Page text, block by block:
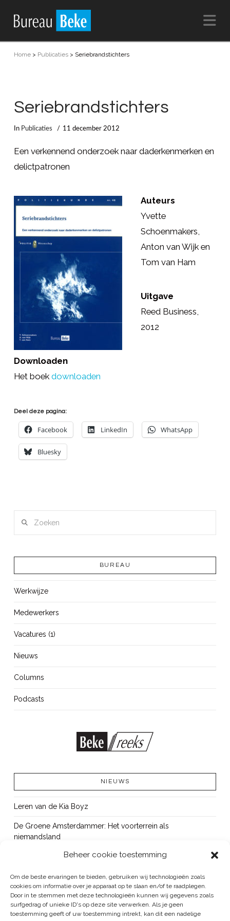
Beheer cookie toestemming
Om de beste ervaringen te bieden, gebruiken wij technologieën zoals
cookies om informatie over je apparaat op te slaan en/of te raadplegen.
Door in te stemmen met deze technologieën kunnen wij gegevens zoals
surfgedrag of unieke ID's op deze site verwerken. Als je geen
toestemming geeft of uw toestemming intrekt, kan dit een nadelige
Home> Publicaties> Seriebrandstichters
Seriebrandstichters
In Publicaties 11 december 2012
Een verkennend onderzoek naar daderkenmerken en
delictpatronen
Auteurs
Yvette
Schoenmakers,
Anton van Wijk en
Tom van Ham
Uitgave
Reed Business,
2012
Downloaden
Het boek downloaden
Deel deze pagina:
Facebook LinkedIn WhatsApp
Bluesky
BUREAU
Werkwijze
Medewerkers
Vacatures (1)
Nieuws
Columns
Podcasts
NIEUWS
Leren van de Kia Boyz
De Groene Amsterdammer: Het voorterrein als
niemandsland
Cursus Wapens op school: signaleren, duiden en handelen
OUT!
Bureau Beke ontwikkelt jeugdmonitor Aruba